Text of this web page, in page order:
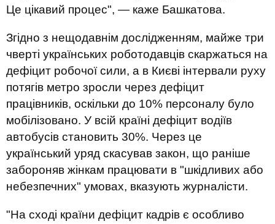
Це цікавий процес", — каже Башкатова.
Згідно з нещодавнім дослідженням, майже три
чверті українських роботодавців скаржаться на
дефіцит робочої сили, а в Києві інтервали руху
потягів метро зросли через дефіцит
працівників, оскільки до 10% персоналу було
мобілізовано. У всій країні дефіцит водіїв
автобусів становить 30%. Через це
український уряд скасував закон, що раніше
забороняв жінкам працювати в "шкідливих або
небезпечних" умовах, вказують журналісти.
"На сході країни дефіцит кадрів є особливо